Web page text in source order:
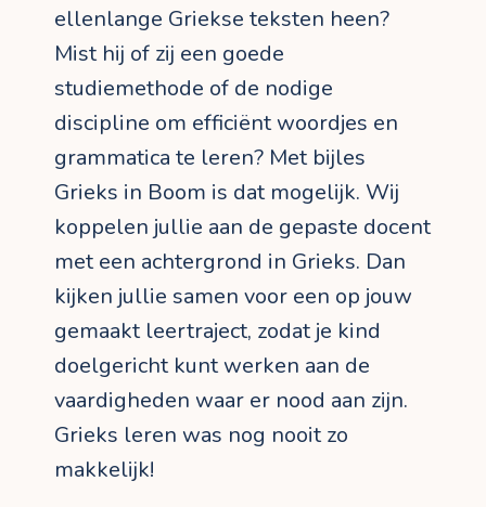
ellenlange Griekse teksten heen?
Mist hij of zij een goede
studiemethode of de nodige
discipline om efficiënt woordjes en
grammatica te leren? Met bijles
Grieks in Boom is dat mogelijk. Wij
koppelen jullie aan de gepaste docent
met een achtergrond in Grieks. Dan
kijken jullie samen voor een op jouw
gemaakt leertraject, zodat je kind
doelgericht kunt werken aan de
vaardigheden waar er nood aan zijn.
Grieks leren was nog nooit zo
makkelijk!